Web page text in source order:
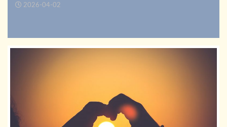
2026-04-02